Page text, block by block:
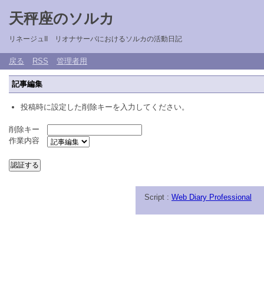
天秤座のソルカ
リネージュII リオナサーバにおけるソルカの活動日記
戻る RSS 管理者用
記事編集
投稿時に設定した削除キーを入力してください。
削除キー
作業内容
Script : Web Diary Professional